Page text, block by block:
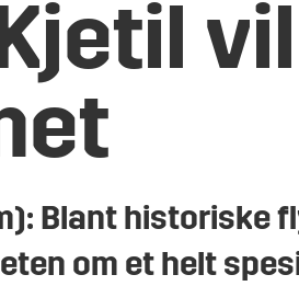
Blant historiske
om et helt